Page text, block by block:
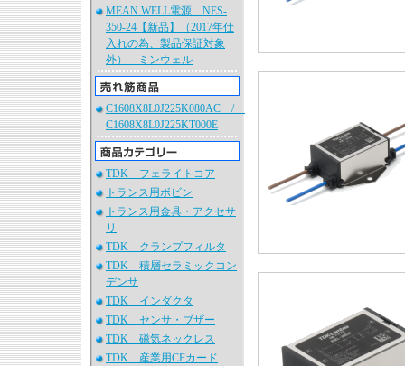
MEAN WELL電源 NES-
350-24【新品】（2017年仕
入れの為、製品保証対象
外） ミンウェル
C1608X8L0J225K080AC /
C1608X8L0J225KT000E
TDK フェライトコア
トランス用ボビン
トランス用金具・アクセサ
リ
TDK クランプフィルタ
TDK 積層セラミックコン
デンサ
TDK インダクタ
TDK センサ・ブザー
TDK 磁気ネックレス
TDK 産業用CFカード